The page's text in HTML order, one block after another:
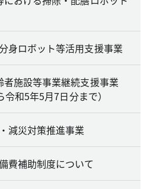
身ロボット等活用支援事業
施設等事業継続支援事業
令和5年5月7日分まで）
減災対策推進事業
費補助制度について